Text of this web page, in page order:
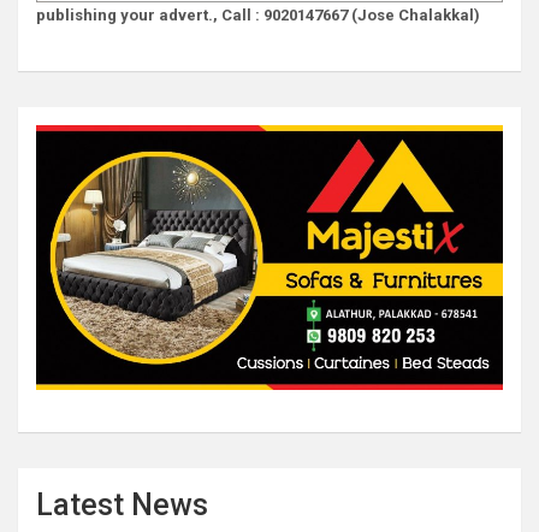
publishing your advert., Call : 9020147667 (Jose Chalakkal)
Latest News